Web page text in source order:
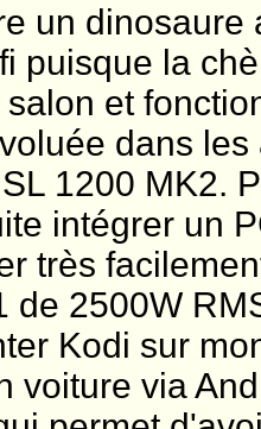
un dinosaure
puisque la
et
dans
1200 MK2.
intégrer un
très
de 2500W
Kodi sur
voiture via